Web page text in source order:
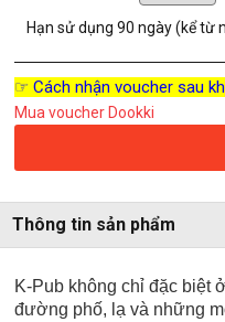
Hạn sử dụng90 ngày (kể từ
☞ Cách nhận voucher sau
Mua voucher Dookki
Thông tin sản phẩm
K-Pub không chỉ đặc biệt
đường phố, lạ và những